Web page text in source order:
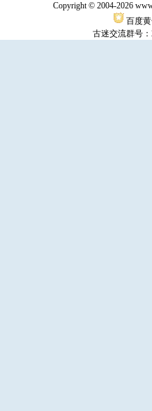
Copyright © 2004-2026
百度
古迷交流群号